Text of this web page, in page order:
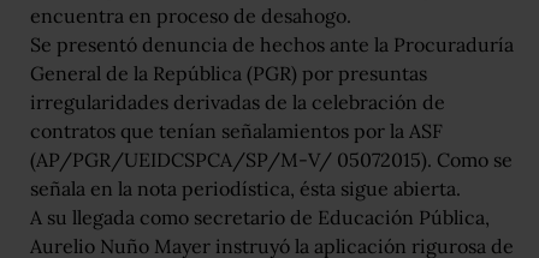
encuentra en proceso de desahogo.
Se presentó denuncia de hechos ante la Procuraduría
General de la República (PGR) por presuntas
irregularidades derivadas de la celebración de
contratos que tenían señalamientos por la ASF
(AP/PGR/UEIDCSPCA/SP/M-V/ 05072015). Como se
señala en la nota periodística, ésta sigue abierta.
A su llegada como secretario de Educación Pública,
Aurelio Nuño Mayer instruyó la aplicación rigurosa de